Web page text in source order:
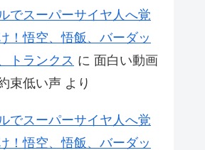
でスーパーサイヤ人へ覚
！悟空、悟飯、バーダッ
トランクス に 面白い動画
束低い声 より
でスーパーサイヤ人へ覚
！悟空、悟飯、バーダッ